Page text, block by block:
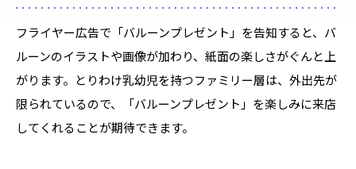
フライヤー広告で「バルーンプレゼント」を告知すると、バ
ルーンのイラストや画像が加わり、紙面の楽しさがぐんと上
がります。とりわけ乳幼児を持つファミリー層は、外出先が
限られているので、「バルーンプレゼント」を楽しみに来店
してくれることが期待できます。